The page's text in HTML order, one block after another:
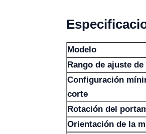
Modelo
Rango de ajuste
Configuración
corte
Rotación del
Orientación de la